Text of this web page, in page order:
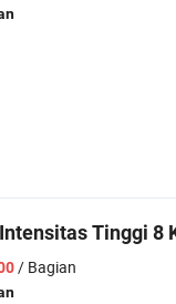
Tinggi 8
/ Bagian